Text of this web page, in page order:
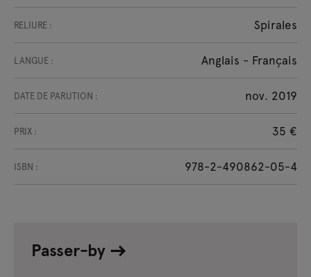
RELIURE : Spirales
LANGUE : Anglais - Français
DATE DE PARUTION : nov. 2019
PRIX : 35 €
ISBN : 978-2-490862-05-4
Passer-by